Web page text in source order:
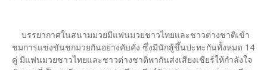
บรรยากาศในสนามมวยมีแฟนมวยชาวไทยและชาวต่างชาติเข้า
ชมการแข่งขันชกมวยกันอย่างคับคั่ง ซึ่งมีนักสู้ขึ้นปะทะกันทั้งหมด 14
คู่ มีแฟนมวยชาวไทยและชาวต่างชาติพากันส่งเสียงเชียร์ให้กำลังใจ